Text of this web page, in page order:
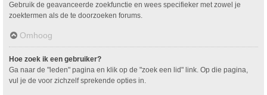
Gebruik de geavanceerde zoekfunctie en wees specifieker met zowel je
zoektermen als de te doorzoeken forums.
Omhoog
Hoe zoek ik een gebruiker?
Ga naar de "leden" pagina en klik op de "zoek een lid" link. Op die pagina,
vul je de voor zichzelf sprekende opties in.